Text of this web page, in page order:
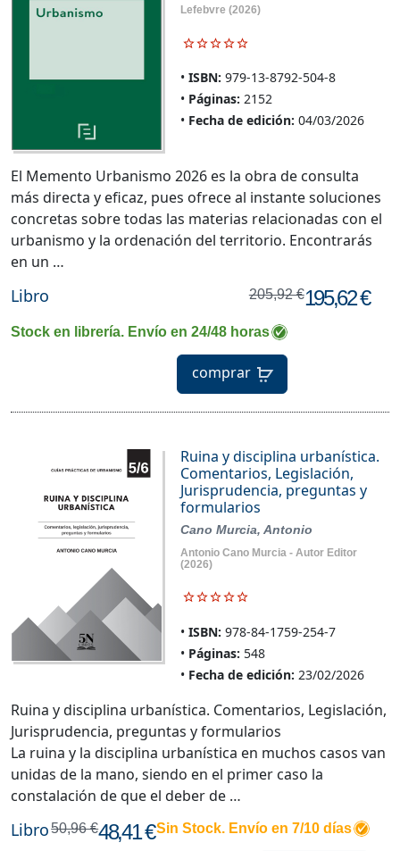
Lefebvre (2026)
ISBN: 979-13-8792-504-8
Páginas: 2152
Fecha de edición: 04/03/2026
Libro 205,92 €195,62 €
Stock en librería. Envío en 24/48 horas
comprar
El Memento Urbanismo 2026 es la obra de consulta
más directa y eficaz, pues ofrece al instante soluciones
concretas sobre todas las materias relacionadas con el
urbanismo y la ordenación del territorio. Encontrarás
en un …
Ruina y disciplina urbanística.
Comentarios, Legislación,
Jurisprudencia, preguntas y
formularios
Cano Murcia, Antonio
Antonio Cano Murcia - Autor Editor
(2026)
ISBN: 978-84-1759-254-7
Páginas: 548
Fecha de edición: 23/02/2026
Libro50,96 €48,41 €Sin Stock. Envío en 7/10 días
Ruina y disciplina urbanística. Comentarios, Legislación,
Jurisprudencia, preguntas y formularios
La ruina y la disciplina urbanística en muchos casos van
unidas de la mano, siendo en el primer caso la
constalación de que el deber de …